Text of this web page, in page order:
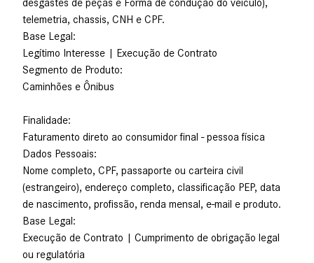
desgastes de peças e Forma de condução do veículo),
telemetria, chassis, CNH e CPF.
Base Legal:
Legítimo Interesse | Execução de Contrato
Segmento de Produto:
Caminhões e Ônibus
Finalidade:
Faturamento direto ao consumidor final - pessoa física
Dados Pessoais:
Nome completo, CPF, passaporte ou carteira civil
(estrangeiro), endereço completo, classificação PEP, data
de nascimento, profissão, renda mensal, e-mail e produto.
Base Legal:
Execução de Contrato | Cumprimento de obrigação legal
ou regulatória